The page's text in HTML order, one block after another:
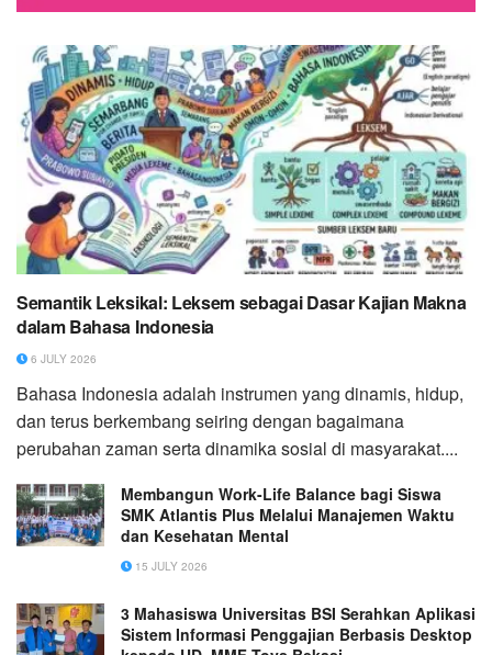
Semantik Leksikal: Leksem sebagai Dasar Kajian Makna
dalam Bahasa Indonesia
6 JULY 2026
Bahasa Indonesia adalah instrumen yang dinamis, hidup,
dan terus berkembang seiring dengan bagaimana
perubahan zaman serta dinamika sosial di masyarakat....
Membangun Work-Life Balance bagi Siswa
SMK Atlantis Plus Melalui Manajemen Waktu
dan Kesehatan Mental
15 JULY 2026
3 Mahasiswa Universitas BSI Serahkan Aplikasi
Sistem Informasi Penggajian Berbasis Desktop